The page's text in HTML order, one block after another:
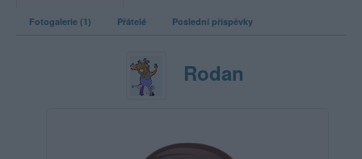
Fotogalerie (1) Přátelé Poslední příspěvky
Rodan